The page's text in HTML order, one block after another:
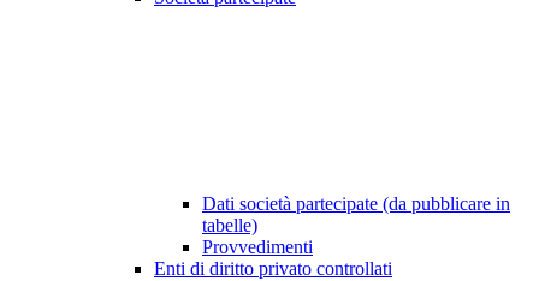
Dati società partecipate (da pubblicare in
tabelle)
Provvedimenti
Enti di diritto privato controllati